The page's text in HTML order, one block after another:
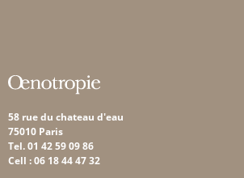
58 rue du chateau d'eau
75010 Paris
Tel. 01 42 59 09 86
Cell : 06 18 44 47 32